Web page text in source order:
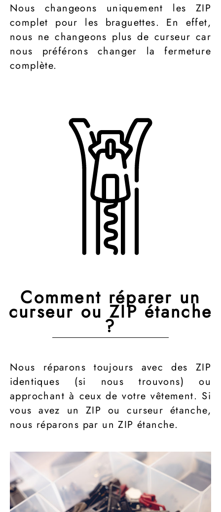
Nous changeons uniquement les ZIP
complet pour les braguettes. En effet,
nous ne changeons plus de curseur car
nous préférons changer la fermeture
complète.
Comment réparer un
curseur ou ZIP étanche
?
Nous réparons toujours avec des ZIP
identiques (si nous trouvons) ou
approchant à ceux de votre vêtement. Si
vous avez un ZIP ou curseur étanche,
nous réparons par un ZIP étanche.